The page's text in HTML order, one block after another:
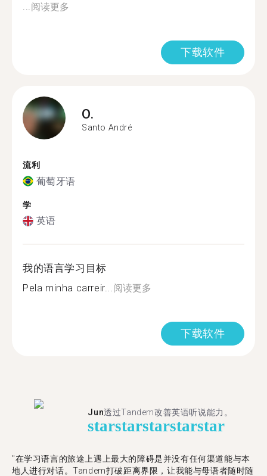
...阅读更多
下载软件
O.
Santo André
流利
葡萄牙语
学
英语
我的语言学习目标
Pela minha carreir...阅读更多
下载软件
Jun透过Tandem改善英语听说能力。
starstarstarstarstar
"在学习语言的旅途上遇上最大的障碍是并没有任何渠道能与本
地人进行对话。Tandem打破距离界限，让我能与母语者随时随